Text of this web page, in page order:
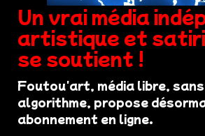
Un vrai média
artistique et
se soutient !
Foutou'art, média libre, sans
algorithme, propose
abonnement en ligne.